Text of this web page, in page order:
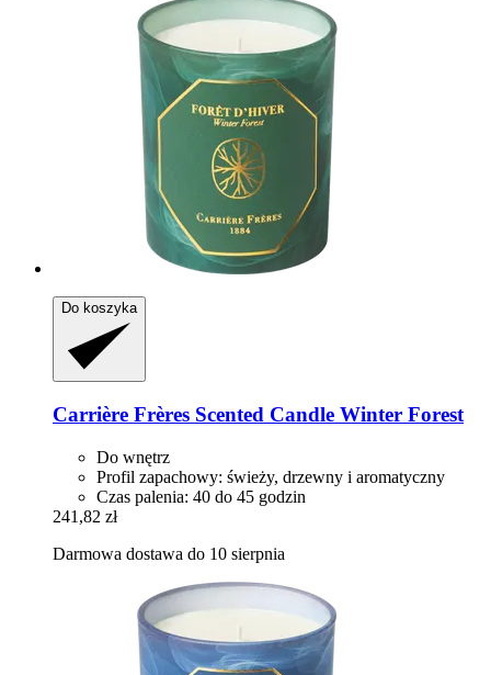
Do koszyka
Carrière Frères Scented Candle Winter Forest
Do wnętrz
Profil zapachowy: świeży, drzewny i aromatyczny
Czas palenia: 40 do 45 godzin
241,82 zł
Darmowa dostawa do 10 sierpnia